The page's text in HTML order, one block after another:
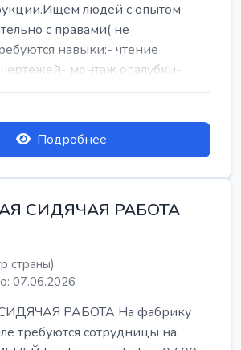
людей с опытом
с правами( не
навыки:- чтение
монтаж опалубки-
Подробнее
СИДЯЧАЯ РАБОТА
страны)
07.06.2026
РАБОТА На фабрику
требуются сотрудницы на